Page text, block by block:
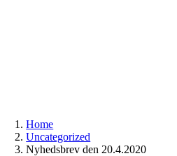
Home
Uncategorized
Nyhedsbrev den 20.4.2020